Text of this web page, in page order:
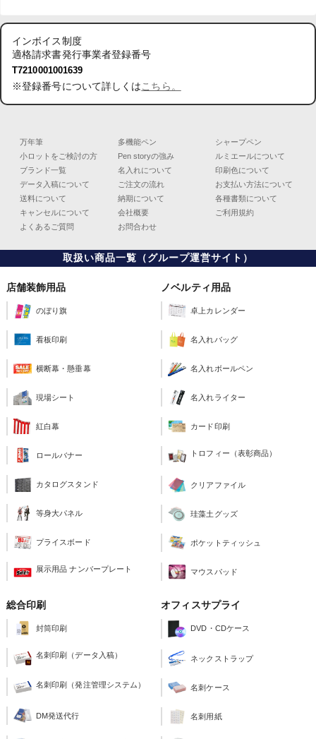
インボイス制度
適格請求書発行事業者登録番号
T7210001001639
※登録番号について詳しくはこちら。
万年筆 多機能ペン
シャープペン
小ロットをご検討の方
Pen storyの強み
ルミエールについて
ブランド一覧
名入れについて
印刷色について
データ入稿について
ご注文の流れ
お支払い方法について
送料について
納期について
各種書類について
キャンセルについて
会社概要
ご利用規約
よくあるご質問
お問合わせ
取扱い商品一覧（グループ運営サイト）
店舗装飾用品
のぼり旗
看板印刷
横断幕・懸垂幕
現場シート
紅白幕
ロールバナー
カタログスタンド
等身大パネル
プライスボード
展示用品 ナンバープレート
ノベルティ用品
卓上カレンダー
名入れバッグ
名入れボールペン
名入れライター
カード印刷
トロフィー（表彰商品）
クリアファイル
珪藻土グッズ
ポケットティッシュ
マウスパッド
総合印刷
封筒印刷
名刺印刷（データ入稿）
名刺印刷（発注管理システム）
DM発送代行
オフィスサプライ
DVD・CDケース
ネックストラップ
名刺ケース
名刺用紙